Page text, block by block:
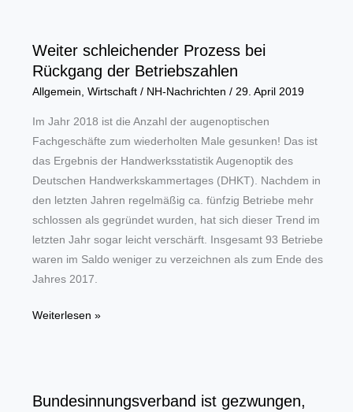
Weiter schleichender Prozess bei
Rückgang der Betriebszahlen
Allgemein Wirtschaft/ NH-Nachrichten / 29. April 2019
Im Jahr 2018 ist die Anzahl der augenoptischen
Fachgeschäfte zum wiederholten Male gesunken! Das ist
das Ergebnis der Handwerksstatistik Augenoptik des
Deutschen Handwerkskammertages (DHKT). Nachdem in
den letzten Jahren regelmäßig ca. fünfzig Betriebe mehr
schlossen als gegründet wurden, hat sich dieser Trend im
letzten Jahr sogar leicht verschärft. Insgesamt 93 Betriebe
waren im Saldo weniger zu verzeichnen als zum Ende des
Jahres 2017.
Weiter
Rückgang
Weiterlesen »
Bundesinnungsverband ist gezwungen,